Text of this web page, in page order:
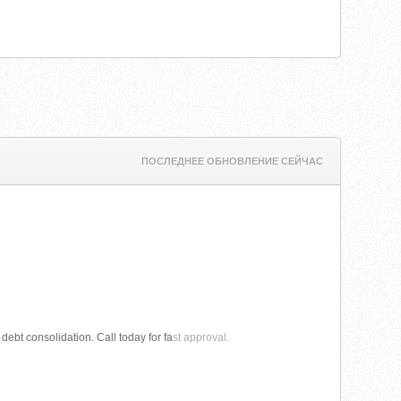
ПОСЛЕДНЕЕ ОБНОВЛЕНИЕ СЕЙЧАС
consolidation. Call today for fast approval.